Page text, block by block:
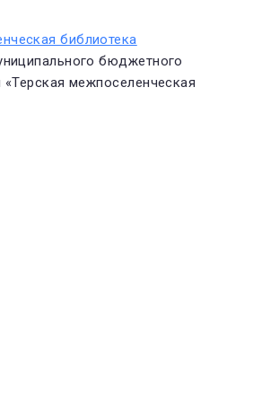
бюджетного
межпоселенческая